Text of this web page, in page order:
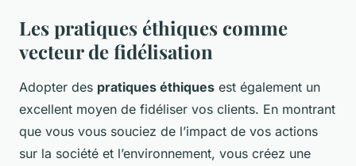
Les pratiques éthiques comme
vecteur de fidélisation
Adopter des pratiques éthiques est également un
excellent moyen de fidéliser vos clients. En montrant
que vous vous souciez de l’impact de vos actions
sur la société et l’environnement, vous créez une